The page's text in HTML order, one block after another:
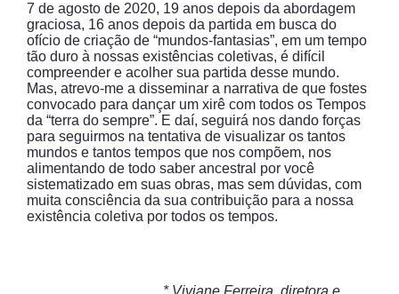
7 de agosto de 2020, 19 anos depois da abordagem
graciosa, 16 anos depois da partida em busca do
ofício de criação de “mundos-fantasias”, em um tempo
tão duro à nossas existências coletivas, é difícil
compreender e acolher sua partida desse mundo.
Mas, atrevo-me a disseminar a narrativa de que fostes
convocado para dançar um xirê com todos os Tempos
da “terra do sempre”. E daí, seguirá nos dando forças
para seguirmos na tentativa de visualizar os tantos
mundos e tantos tempos que nos compõem, nos
alimentando de todo saber ancestral por você
sistematizado em suas obras, mas sem dúvidas, com
muita consciência da sua contribuição para a nossa
existência coletiva por todos os tempos.
* Viviane Ferreira, diretora e